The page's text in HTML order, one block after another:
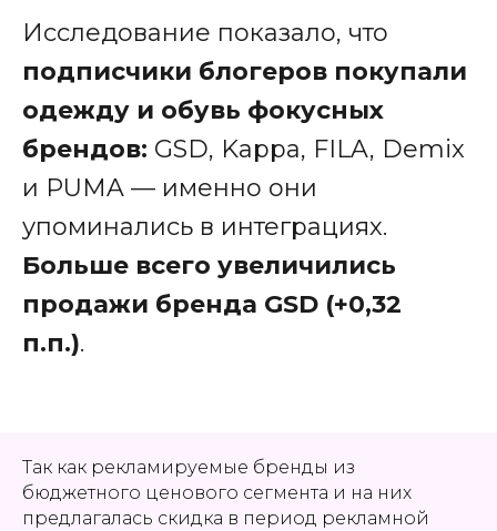
Исследование показало, что
подписчики блогеров покупали
одежду и обувь фокусных
брендов: GSD, Kappa, FILA, Demix
и PUMA — именно они
упоминались в интеграциях.
Больше всего увеличились
продажи бренда GSD (+0,32
п.п.).
Так как рекламируемые бренды из
бюджетного ценового сегмента и на них
предлагалась скидка в период рекламной